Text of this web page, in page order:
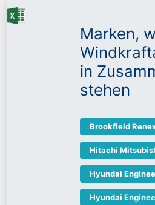
Marken,
in
stehen
Brookfield
Hitachi
Hyundai
Hyundai